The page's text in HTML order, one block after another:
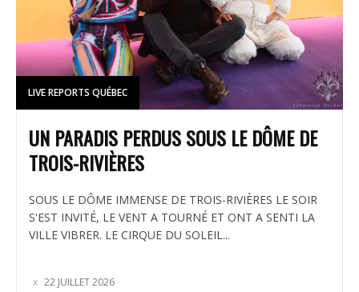
LIVE REPORTS QUÉBEC
UN PARADIS PERDUS SOUS LE DÔME DE
TROIS-RIVIÈRES
SOUS LE DÔME IMMENSE DE TROIS-RIVIÈRES LE SOIR
S'EST INVITÉ, LE VENT A TOURNÉ ET ONT A SENTI LA
VILLE VIBRER. LE CIRQUE DU SOLEIL...
22 JUILLET 2026